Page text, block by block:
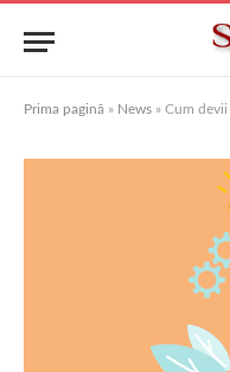
Prima pagină » News » Cum